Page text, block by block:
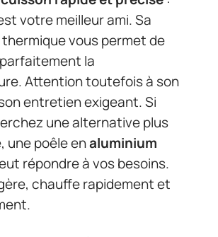
votre meilleur ami. Sa
vous permet de
la
Attention toutefois à son
entretien exigeant. Si
une alternative plus
une poêle enaluminium
répondre à vos besoins.
chauffe rapidement et